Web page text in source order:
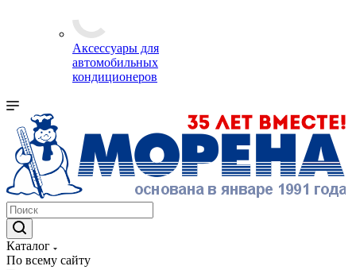
Аксессуары для
автомобильных
кондиционеров
Каталог
По всему сайту